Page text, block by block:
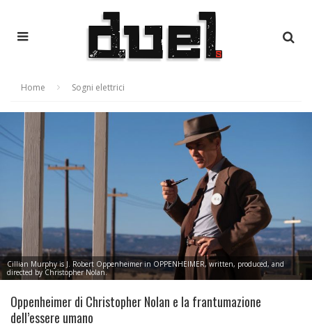
Home Sogni elettrici
Cillian Murphy is J. Robert Oppenheimer in OPPENHEIMER, written, produced, and
directed by Christopher Nolan.
Oppenheimer di Christopher Nolan e la frantumazione
dell’essere umano